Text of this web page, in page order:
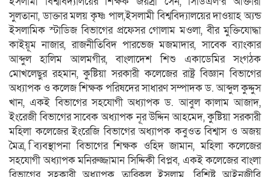
সুলতানা, ডাক্তার মলয় কৃষ্ণ পাল,ইসলামী বিশ্ববিদ্যালয়ের দাওয়াহ অ্যন্ড
ইসলামিক স্টাডিজ বিভাগের প্রফেসর গোলাম মওলা, বীর মুক্তিযোদ্ধা
কাইয়ূম নাজার, রাজনীতিবিদ পারভেজ মজমাদার, সাবেক ব্যাংকার
আব্দুল হালিম আলমগীর, বাংলাদেশ শিশু একাডেমির সংগঠক
মোখলেছুর রহমান, কুষ্টিয়া সরকারী কলেজের রাষ্ট্র বিজ্ঞান বিভাগের
অধ্যাপক ও কলেজ শিক্ষক পরিষদের সাধারণ সম্পাদক ড. আব্দুল কুদ্দুস
খান, একই বিভাগের সহযোগী অধ্যাপক ড. আবুল কালাম আজাদ,
ইংরেজী বিভাগের সাবেক অধ্যাপক নূর উদ্দিন আহমেদ, কুষ্টিয়া সরকারী
মহিলা কলেজের ইংরেজি বিভাগের অধ্যাপক কবুওত বিশ্বাস ও অজয়
মৈত্র, িব্যবস্থাপনা বিভাগের শিক্ষক ওহিদ জামান, মহিলা কলেজের
সহযোগী অধ্যাপক মনিরুজ্জামান সিদ্দিকী বিপ্লব, একই কলেজের বাংলা